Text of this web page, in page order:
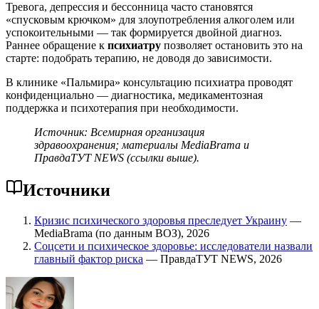
Тревога, депрессия и бессонница часто становятся
«спусковым крючком» для злоупотребления алкоголем или
успокоительными — так формируется двойной диагноз.
Раннее обращение к психиатру позволяет остановить это на
старте: подобрать терапию, не доводя до зависимости.
В клинике «Пальмира» консультацию психиатра проводят
конфиденциально — диагностика, медикаментозная
поддержка и психотерапия при необходимости.
Источник: Всемирная организация
здравоохранения; материалы MediaBrama и
ПравдаТУТ NEWS (ссылки выше).
Источники
Кризис психического здоровья преследует Украину —
MediaBrama (по данным ВОЗ), 2026
Соцсети и психическое здоровье: исследователи назвали
главный фактор риска — ПравдаТУТ NEWS, 2026